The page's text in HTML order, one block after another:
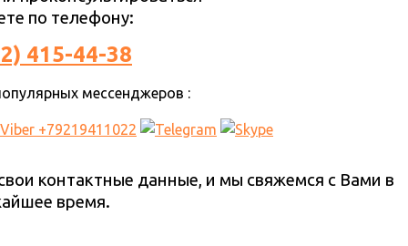
по телефону:
415-44-38
мессенджеров :
контактные данные, и мы свяжемся с Вами в
время.